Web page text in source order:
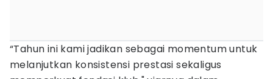
“Tahun ini kami jadikan sebagai momentum untuk
melanjutkan konsistensi prestasi sekaligus